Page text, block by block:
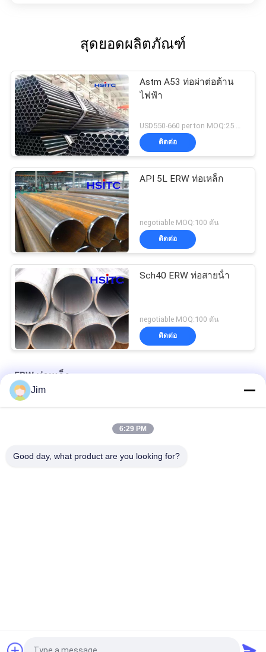
สุดยอดผลิตภัณฑ์
Astm A53 ท่อผ่าต่อต้าน
ไฟฟ้า
USD550-660 per ton MOQ:25 ตัน
ติดต่อ
API 5L ERW ท่อเหล็ก
negotiable MOQ:100 ตัน
ติดต่อ
Sch40 ERW ท่อสายน้ํา
negotiable MOQ:100 ตัน
ติดต่อ
ERW ท่อเหล็ก
Astm A53 Gr.B 4" Sch60 ERW ท่อเหล็ก Steam สีดํา
8" ความต้านทานไฟฟ้า ท่อผสมผสาน ท่อผสมผสาน ปลายเบฟ
API 5L อินดูชัน Weldered 10 "ERW ท่อเหล็กน้ํา
หน้าแปลนเหล็ก
Jim
6:29 PM
Good day, what product are you looking for?